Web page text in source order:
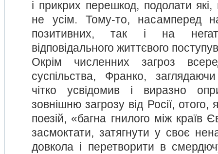
і прикрих перешкод, подолати
не усім. Тому-то, насамперед
позитивних, так і на
відповідального життєвого
Окрім численних загроз
суспільства, Франко,
чітко усвідомив і виразно
зовнішню загрозу від Росії, отого,
поезій, «багна гнилого між країв
засмоктати, затягнути у своє
довкола і перетворити в